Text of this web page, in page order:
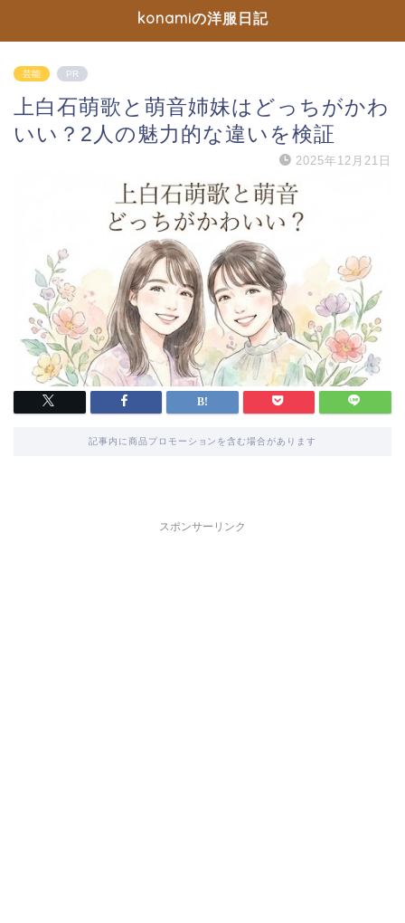
konamiの洋服日記
芸能 PR
上白石萌歌と萌音姉妹はどっちがかわ
いい？2人の魅力的な違いを検証
2025年12月21日
記事内に商品プロモーションを含む場合があります
スポンサーリンク